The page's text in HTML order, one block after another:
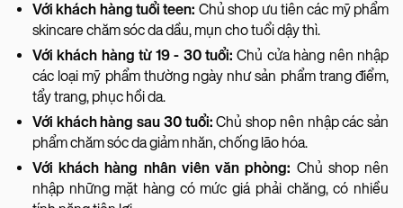
Với khách hàng tuổi teen: Chủ shop ưu tiên các mỹ phẩm
skincare chăm sóc da dầu, mụn cho tuổi dậy thì.
Với khách hàng từ 19 - 30 tuổi:Chủ cửa hàng nên nhập
các loại mỹ phẩm thường ngày như sản phẩm trang điểm,
tẩy trang, phục hồi da.
Với khách hàng sau 30 tuổi:Chủ shop nên nhập các sản
phẩm chăm sóc da giảm nhăn, chống lão hóa.
Với khách hàng nhân viên văn phòng: Chủ shop nên
nhập những mặt hàng có mức giá phải chăng, có nhiều